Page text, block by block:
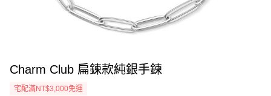
Charm Club 扁鍊款純銀手鍊
宅配滿NT$3,000免運